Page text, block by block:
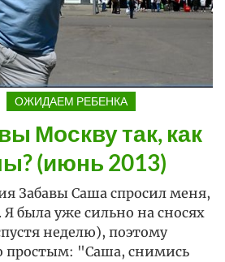
ОЖИДАЕМ РЕБЕНКА
Москву так, как
(июнь 2013)
Забавы Саша спросил меня,
была уже сильно на сносях
неделю), поэтому
простым: "Саша, снимись